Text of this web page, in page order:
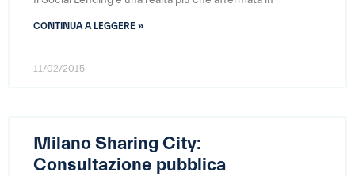
CONTINUA A LEGGERE »
11/02/2015
Milano Sharing City:
Consultazione pubblica